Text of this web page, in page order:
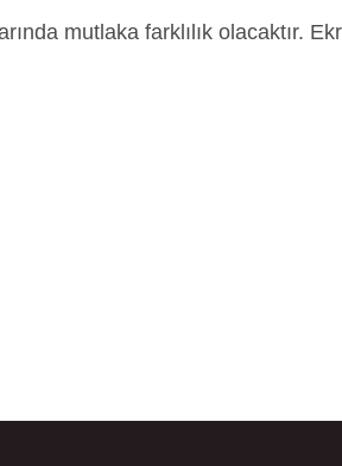
mutlaka farklılık olacaktır.